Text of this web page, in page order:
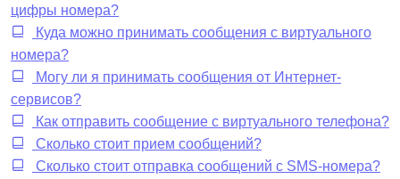
цифры номера?
Куда можно принимать сообщения с виртуального
номера?
Могу ли я принимать сообщения от Интернет-
сервисов?
Как отправить сообщение с виртуального телефона?
Сколько стоит прием сообщений?
Сколько стоит отправка сообщений с SMS-номера?